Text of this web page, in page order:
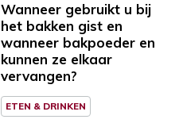
Wanneer gebruikt u bij
het bakken gist en
wanneer bakpoeder en
kunnen ze elkaar
vervangen?
ETEN & DRINKEN